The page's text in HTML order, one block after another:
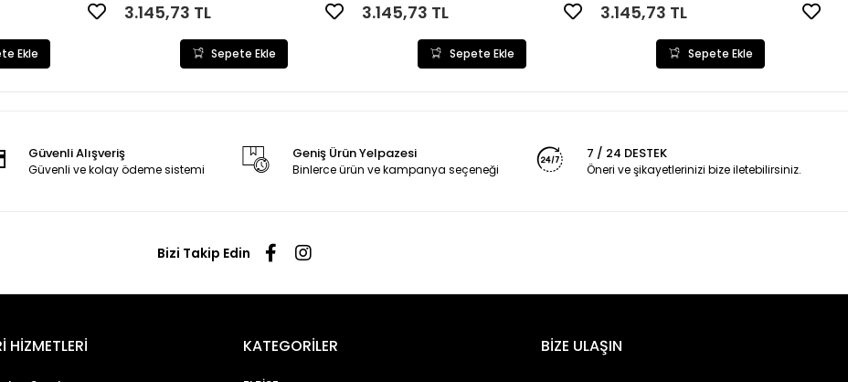
Ekle
3.145,73 TL
Sepete Ekle
3.145,73 TL
Sepete Ekle
3.145,73 TL
Sepete Ekle
Güvenli Alışveriş
Güvenli ve kolay ödeme sistemi
Geniş Ürün Yelpazesi
Binlerce ürün ve kampanya seçeneği
7 / 24 DESTEK
Öneri ve şikayetlerinizi bize iletebilirsiniz.
Bizi Takip Edin
HİZMETLERİ KATEGORİLER BİZE ULAŞIN